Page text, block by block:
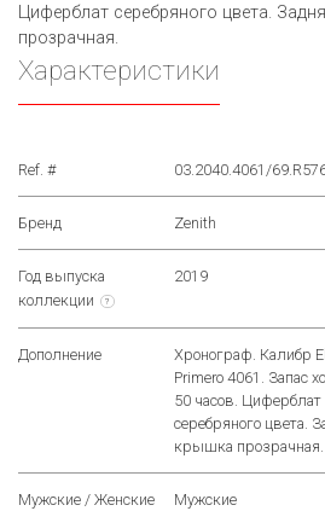
Циферблат серебряного цвета.
прозрачная.
Характеристики
Ref. # 03.2040.4061/
Бренд Zenith
Год выпуска
коллекции
?
2019
Дополнение
Хронограф. Калибр El
Primero 4061. Запас
50 часов. Циферблат
серебряного цвета.
крышка прозрачная.
Мужские / Женские Мужские